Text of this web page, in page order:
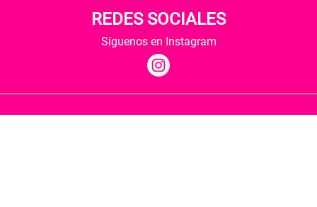
REDES SOCIALES
Síguenos en Instagram